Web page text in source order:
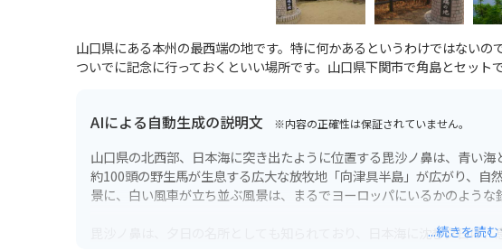
山口県にある本州の最西端の地です。特に何かあるというわけではない
ついでに記念に行っておくといい場所です。山口県下関市で角島とセット
AIによる自動生成の説明文 ※内容の正確性は保証されていません。
山口県の北西部、日本海に突き出たように位置する毘沙ノ鼻は、青い
約100頭の野生馬が生息する広大な放牧地「向津具半島」が広がり、
景に、白い風車が立ち並ぶ風景は、まるでヨーロッパにいるかのような
毘沙ノ鼻は、夕日の名所としても知られており、日本海に沈む夕日は
...続きを読む